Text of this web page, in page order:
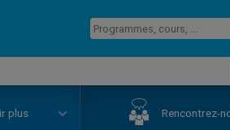
plus Rencontrez-